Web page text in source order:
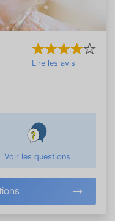
Lire les avis
Voir les questions